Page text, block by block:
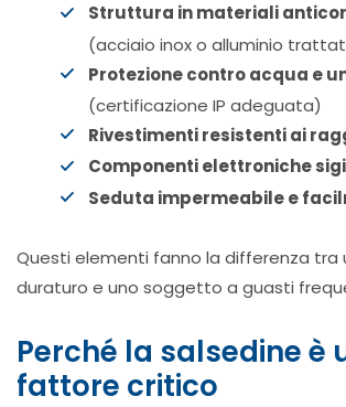
Struttura in materiali
(acciaio inox o alluminio
Protezione contro acqua e
(certificazione IP adeguata)
Rivestimenti resistenti ai
Componenti elettroniche
Seduta impermeabile e
Questi elementi fanno la differenza tra
duraturo e uno soggetto a guasti
Perché la salsedine è
fattore critico